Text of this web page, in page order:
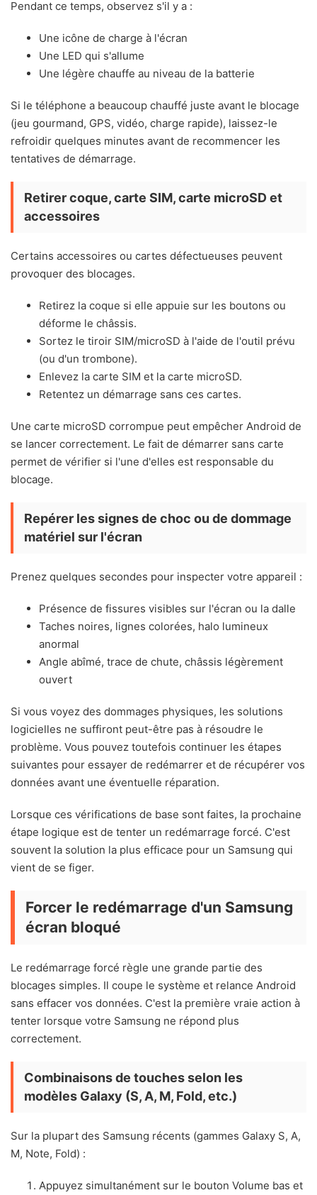
Pendant ce temps, observez s'il y a :
Une icône de charge à l'écran
Une LED qui s'allume
Une légère chauffe au niveau de la batterie
Si le téléphone a beaucoup chauffé juste avant le blocage
(jeu gourmand, GPS, vidéo, charge rapide), laissez-le
refroidir quelques minutes avant de recommencer les
tentatives de démarrage.
Retirer coque, carte SIM, carte microSD et
accessoires
Certains accessoires ou cartes défectueuses peuvent
provoquer des blocages.
Retirez la coque si elle appuie sur les boutons ou
déforme le châssis.
Sortez le tiroir SIM/microSD à l'aide de l'outil prévu
(ou d'un trombone).
Enlevez la carte SIM et la carte microSD.
Retentez un démarrage sans ces cartes.
Une carte microSD corrompue peut empêcher Android de
se lancer correctement. Le fait de démarrer sans carte
permet de vérifier si l'une d'elles est responsable du
blocage.
Repérer les signes de choc ou de dommage
matériel sur l'écran
Prenez quelques secondes pour inspecter votre appareil :
Présence de fissures visibles sur l'écran ou la dalle
Taches noires, lignes colorées, halo lumineux
anormal
Angle abîmé, trace de chute, châssis légèrement
ouvert
Si vous voyez des dommages physiques, les solutions
logicielles ne suffiront peut-être pas à résoudre le
problème. Vous pouvez toutefois continuer les étapes
suivantes pour essayer de redémarrer et de récupérer vos
données avant une éventuelle réparation.
Lorsque ces vérifications de base sont faites, la prochaine
étape logique est de tenter un redémarrage forcé. C'est
souvent la solution la plus efficace pour un Samsung qui
vient de se figer.
Forcer le redémarrage d'un Samsung
écran bloqué
Le redémarrage forcé règle une grande partie des
blocages simples. Il coupe le système et relance Android
sans effacer vos données. C'est la première vraie action à
tenter lorsque votre Samsung ne répond plus
correctement.
Combinaisons de touches selon les
modèles Galaxy (S, A, M, Fold, etc.)
Sur la plupart des Samsung récents (gammes Galaxy S, A,
M, Note, Fold) :
Appuyez simultanément sur le bouton Volume bas et